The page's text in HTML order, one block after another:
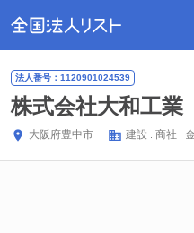
法人番号：1120901024539
株式会社大和工業
大阪府豊中市 建設 商社